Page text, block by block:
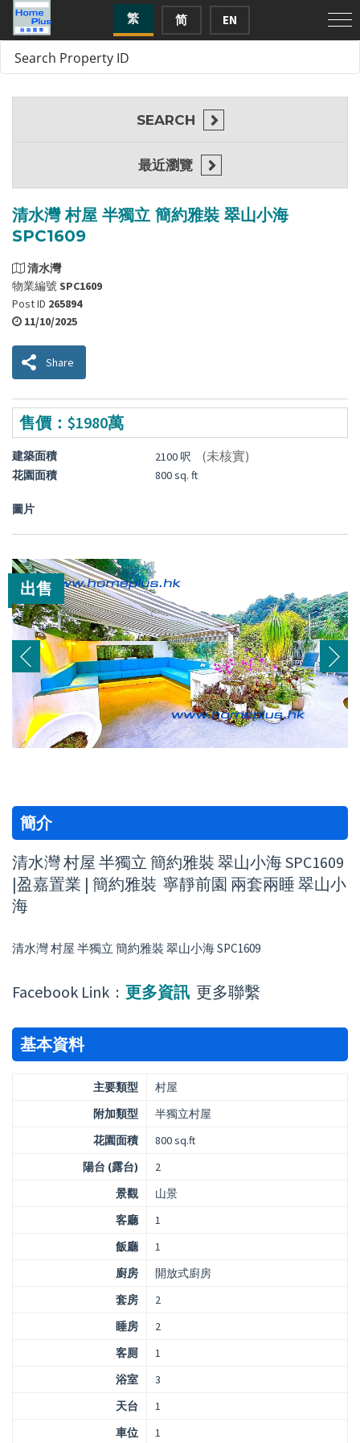
繁 简 EN
清水灣 村屋 半獨立 簡約雅裝 翠山小海
SPC1609
清水灣
物業編號SPC1609
Post ID 265894
11/10/2025
Share
售價：$1980萬
建築面積 2100 呎 (未核實)
花園面積 800 sq. ft
圖片
出售
簡介
清水灣 村屋 半獨立 簡約雅裝 翠山小海 SPC1609
|盈嘉置業 | 簡約雅裝 寧靜前園 兩套兩睡 翠山小
海
清水灣 村屋 半獨立 簡約雅裝 翠山小海 SPC1609
Facebook Link : 更多資訊 更多聯繫
基本資料
主要類型
村屋
附加類型
半獨立村屋
花園面積
800 sq.ft
陽台 (露台)
2
景觀
山景
客廳
1
飯廳
1
廚房
開放式廚房
套房
2
睡房
2
客厠
1
浴室
3
天台
1
車位
1
SEARCH
最近瀏覽